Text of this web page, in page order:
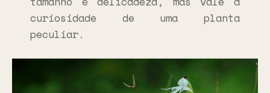
curiosidade de uma planta
peculiar.